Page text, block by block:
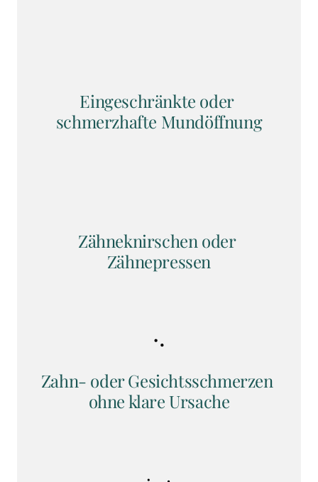
Eingeschränkte oder
schmerzhafte Mundöffnung
Zähneknirschen oder
Zähnepressen
Zahn- oder Gesichtsschmerzen
ohne klare Ursache